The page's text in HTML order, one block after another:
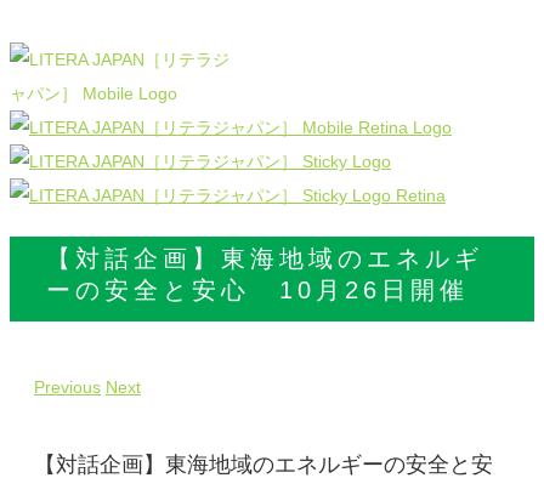
【対話企画】東海地域のエネルギ
ーの安全と安心 10月26日開催
Previous Next
【対話企画】東海地域のエネルギーの安全と安